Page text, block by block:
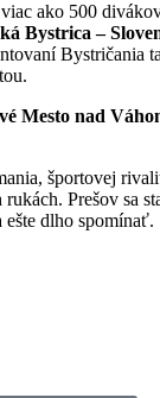
ako 500
Bystrica –
Bystričania
Mesto nad
športovej
Prešov sa
dlho spomínať.